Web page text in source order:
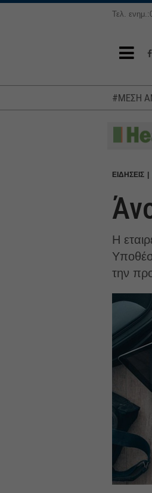
Τελ.
#ΜΕΣΗ
ΕΙΔΗΣΕΙΣ
Η
την